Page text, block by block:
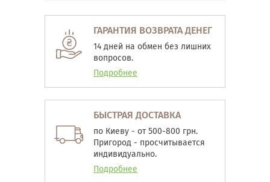
ГАРАНТИЯ ВОЗВРАТА ДЕНЕГ
14 дней на обмен без лишних
вопросов.
Подробнее
БЫСТРАЯ ДОСТАВКА
по Киеву - от 500-800 грн.
Пригород - просчитывается
индивидуально.
Подробнее